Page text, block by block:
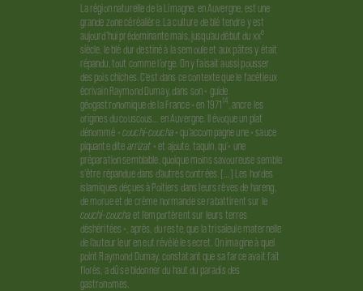
La région naturelle de la Limagne, en Auvergne, est une
grande zone céréalière. La culture de blé tendre y est
aujourd’hui prédominante mais, jusqu’au début du xxe
siècle, le blé dur destiné à la semoule et aux pâtes y était
répandu, tout comme l’orge. On y faisait aussi pousser
des pois chiches. C’est dans ce contexte que le facétieux
écrivainRaymond Dumay, dans son « guide
géogastronomique de la France » en 197114 , ancre les
origines du couscous… en Auvergne. Il évoque un plat
dénommé «couchi-coucha» qu'accompagne une « sauce
piquante ditearrizat » et ajoute, taquin, qu'« une
préparation semblable, quoique moins savoureuse semble
s'être répandue dans d'autres contrées. […] Les hordes
islamiques déçues à Poitiers dans leurs rêves de hareng,
de morue et de crème normande se rabattirent sur le
couchi-couchaet l’emportèrent sur leurs terres
déshéritées », après, du reste, que la trisaïeule maternelle
de l'auteur leur en eut révélé le secret. On imagine à quel
point Raymond Dumay, constatant que sa farce avait fait
florès, a dû se bidonner du haut du paradis des
gastronomes.